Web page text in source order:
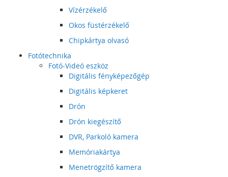
Vízérzékelő
Okos füstérzékelő
Chipkártya olvasó
Fotótechnika
Fotó-Videó eszköz
Digitális fényképezőgép
Digitális képkeret
Drón
Drón kiegészítő
DVR, Parkoló kamera
Memóriakártya
Menetrögzítő kamera